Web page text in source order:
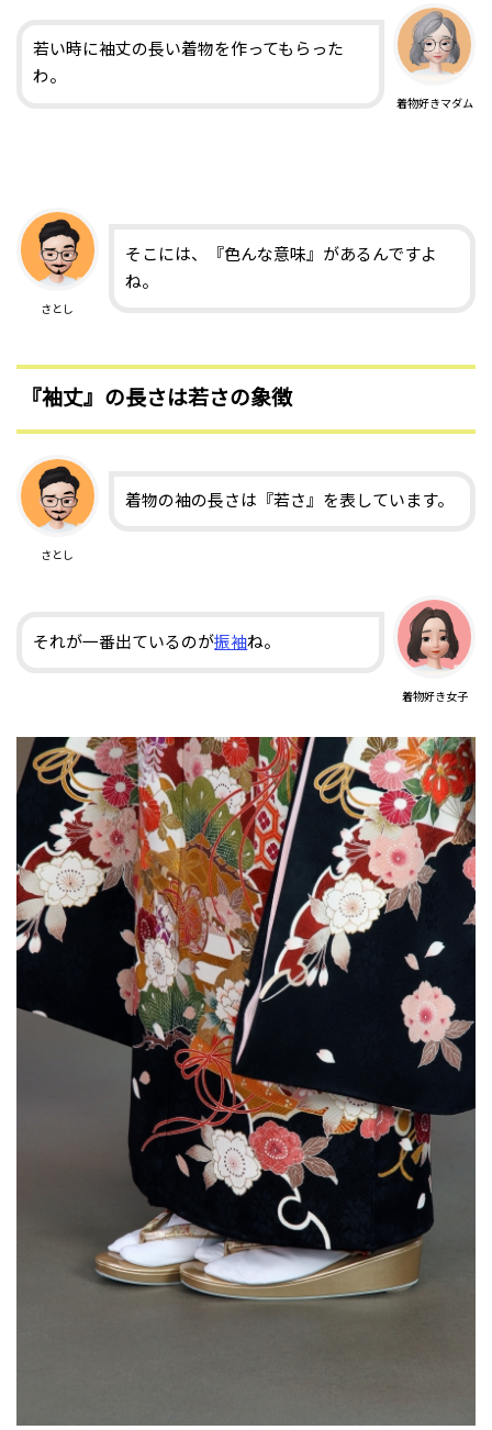
着物好きマダム
若い時に袖丈の長い着物を作ってもらった
わ。
さとし
そこには、『色んな意味』があるんですよ
ね。
『袖丈』の長さは若さの象徴
さとし
着物の袖の長さは『若さ』を表しています。
着物好き女子
それが一番出ているのが振袖ね。